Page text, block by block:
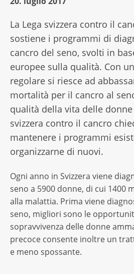
La Lega svizzera contro il
sostiene i programmi di
cancro del seno, svolti in
europee sulla qualità. Con
regolare si riesce ad
mortalità per il cancro al
qualità della vita delle
svizzera contro il cancro
mantenere i programmi
organizzarne di nuovi.
Ogni anno in Svizzera viene
seno a 5900 donne, di cui 1400
alla malattia. Prima viene
seno, migliori sono le
sopravvivenza delle donne
precoce consente inoltre un
e meno spossante.